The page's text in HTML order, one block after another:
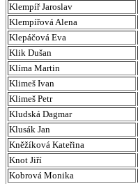
Klempíř Jaroslav
Klempířová Alena
Klepáčová Eva
Klik Dušan
Klíma Martin
Klimeš Ivan
Klimeš Petr
Kludská Dagmar
Klusák Jan
Kněžíková Kateřina
Knot Jiří
Kobrová Monika